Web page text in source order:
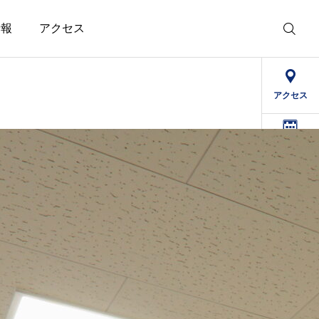
アクセス
アクセス
デイケア
予定表
求人情報
精治寮
病院